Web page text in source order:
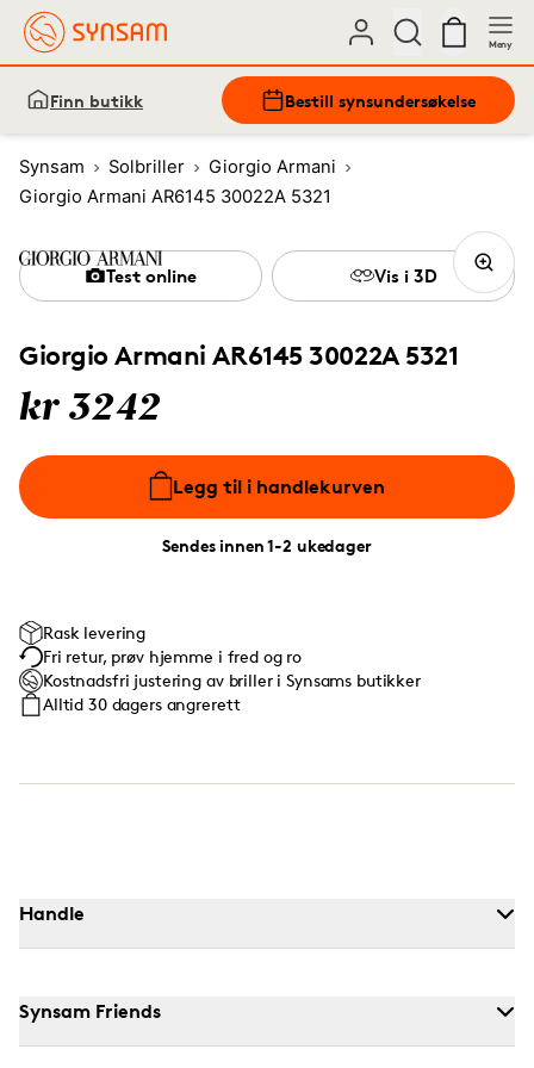
Meny
Finn butikk Bestill synsundersøkelse
Synsam Solbriller
Giorgio Armani
Giorgio Armani AR6145 30022A 5321
Giorgio Armani AR6145 30022A 5321
kr 3242
Legg til i handlekurven
Sendes innen 1-2 ukedager
Test online Vis i 3D
Rask levering
Fri retur, prøv hjemme i fred og ro
Kostnadsfri justering av briller i Synsams butikker
Alltid 30 dagers angrerett
Handle
Synsam Friends